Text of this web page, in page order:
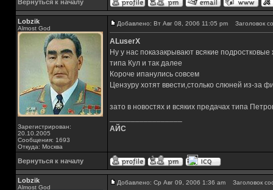
Вернуться к началу
Lobzik
Almost God
Зарегистрирован:
20.10.2005
Сообщения: 1693
Откуда: Москва
Добавлено: Вт Авг 08, 2006 11:05 pm Заголовок
ALuserX
Ну у нас показакрывают всякие
типа Кул и так далее
Короче ипанулись совсем
Цензуру хотят ввести,столько слюней из-за
зато в новостях и всяких предачах типа
АЙС
Вернуться к началу
Lobzik
Almost God
Добавлено: Ср Авг 09, 2006 1:36 am Заголовок